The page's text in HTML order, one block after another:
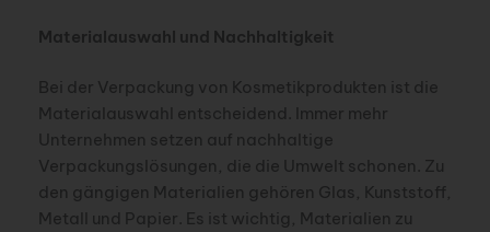
Materialauswahl und Nachhaltigkeit
Bei der Verpackung von Kosmetikprodukten ist die
Materialauswahl entscheidend. Immer mehr
Unternehmen setzen auf nachhaltige
Verpackungslösungen, die die Umwelt schonen. Zu
den gängigen Materialien gehören Glas, Kunststoff,
Metall und Papier. Es ist wichtig, Materialien zu